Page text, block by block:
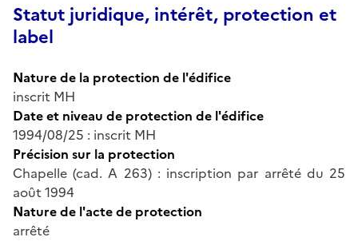
Statut juridique, intérêt, protection et
label
Nature de la protection de l'édifice
inscrit MH
Date et niveau de protection de l'édifice
1994/08/25 : inscrit MH
Précision sur la protection
Chapelle (cad. A 263) : inscription par arrêté du 25
août 1994
Nature de l'acte de protection
arrêté